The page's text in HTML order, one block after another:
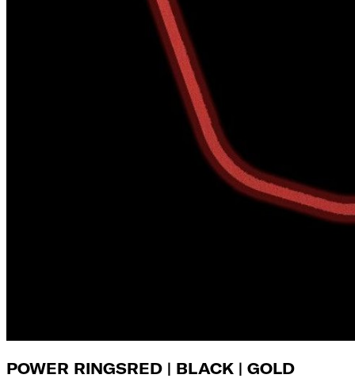
POWER RINGSRED | BLACK | GOLD